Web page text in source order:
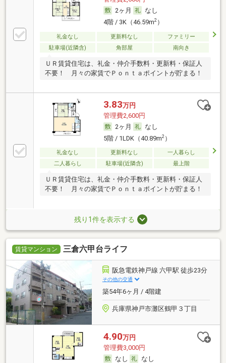
2ヶ月
なし
4階 / 3K（46.59m2）
礼金なし 更新料なし
ファミリー
駐車場(近隣含)
角部屋 南向き
ＵＲ賃貸住宅は、礼金・仲介手数料・更新料・保証人
不要！ 月々の家賃でＰｏｎｔａポイントが貯まる！
3.83万円
管理費2,600円
2ヶ月
なし
5階 / 1LDK（40.89m2）
礼金なし 更新料なし
一人暮らし
二人暮らし
駐車場(近隣含) 最上階
ＵＲ賃貸住宅は、礼金・仲介手数料・更新料・保証人
不要！ 月々の家賃でＰｏｎｔａポイントが貯まる！
残り1件を表示する
賃貸マンション 三倉六甲台ライフ
阪急電鉄神戸線 六甲駅 徒歩23分
その他の交通
築54年6ヶ月 / 4階建
兵庫県神戸市灘区鶴甲３丁目
4.90万円
管理費3,000円
なし
なし